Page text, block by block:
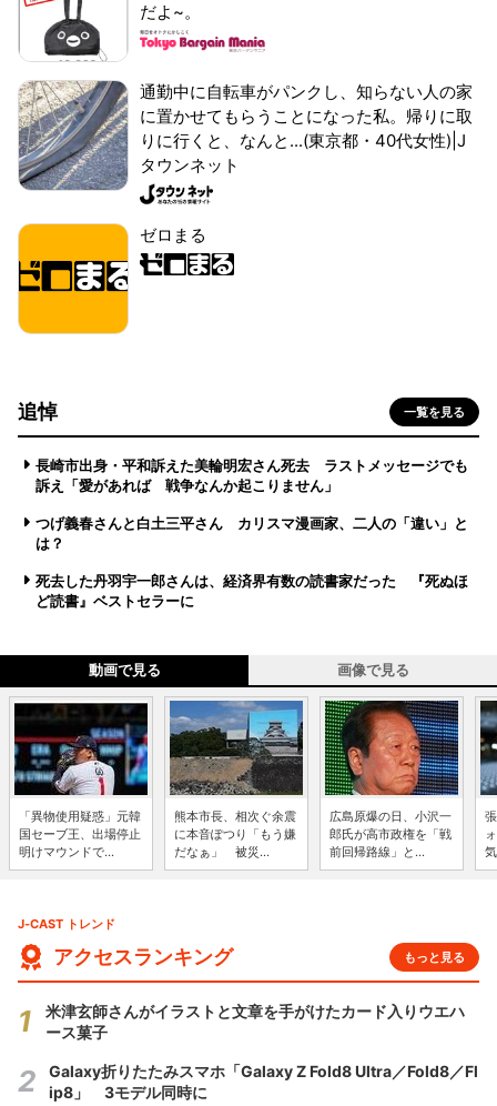
だよ~。
通勤中に自転車がパンクし、知らない人の家
に置かせてもらうことになった私。帰りに取
りに行くと、なんと...(東京都・40代女性)|J
タウンネット
ゼロまる
追悼 一覧を見る
長崎市出身・平和訴えた美輪明宏さん死去 ラストメッセージでも
訴え「愛があれば 戦争なんか起こりません」
つげ義春さんと白土三平さん カリスマ漫画家、二人の「違い」と
は？
死去した丹羽宇一郎さんは、経済界有数の読書家だった 『死ぬほ
ど読書』ベストセラーに
動画で見る 画像で見る
「異物使用疑惑」元韓
国セーブ王、出場停止
明けマウンドで...
熊本市長、相次ぐ余震
に本音ぽつり「もう嫌
だなぁ」 被災...
広島原爆の日、小沢一
郎氏が高市政権を「戦
前回帰路線」と...
J-CAST トレンド
アクセスランキング もっと見る
米津玄師さんがイラストと文章を手がけたカード入りウエハ
ース菓子
Galaxy折りたたみスマホ「Galaxy Z Fold8 Ultra／Fold8／Fl
ip8」 3モデル同時に